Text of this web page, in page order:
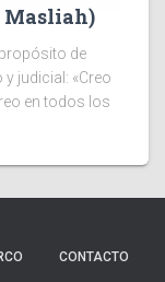
Masliah)
de
judicial: «Creo
en todos los
CONTACTO